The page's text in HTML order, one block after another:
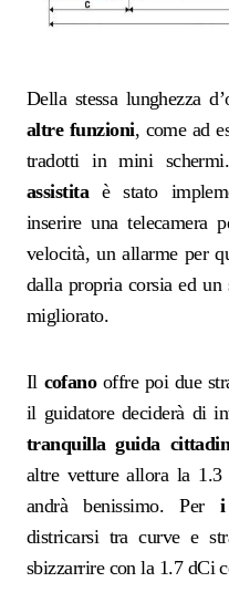
Della stessa lunghezza
altre funzioni, come ad
tradotti in mini
assistita è stato
inserire una
velocità, un allarme per
dalla propria corsia ed un
migliorato.
Il cofanooffre poi due
il guidatore deciderà di
tranquilla guida
altre vetture allora la
andrà benissimo. Per i
districarsi tra curve e
sbizzarrire con la 1.7 dCi